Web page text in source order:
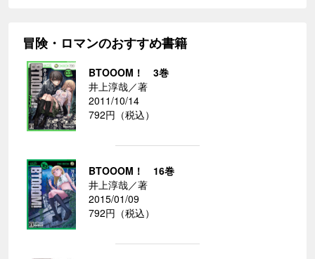
冒険・ロマンのおすすめ書籍
BTOOOM！ 3巻
井上淳哉／著
2011/10/14
792円（税込）
BTOOOM！ 16巻
井上淳哉／著
2015/01/09
792円（税込）